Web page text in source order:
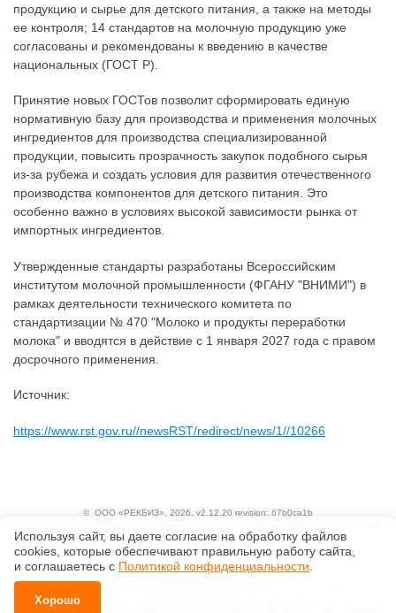
продукцию и сырье для детского питания, а также на методы
ее контроля; 14 стандартов на молочную продукцию уже
согласованы и рекомендованы к введению в качестве
национальных (ГОСТ Р).
Принятие новых ГОСТов позволит сформировать единую
нормативную базу для производства и применения молочных
ингредиентов для производства специализированной
продукции, повысить прозрачность закупок подобного сырья
из-за рубежа и создать условия для развития отечественного
производства компонентов для детского питания. Это
особенно важно в условиях высокой зависимости рынка от
импортных ингредиентов.
Утвержденные стандарты разработаны Всероссийским
институтом молочной промышленности (ФГАНУ "ВНИМИ") в
рамках деятельности технического комитета по
стандартизации № 470 "Молоко и продукты переработки
молока" и вводятся в действие с 1 января 2027 года с правом
досрочного применения.
Источник:
https://www.rst.gov.ru//newsRST/redirect/news/1//10266
© ООО «РЕКБИЗ» , 2026, v2.12.20 revision: 67b0ca1b
1.01, 3.01
Ценовая политика
Технологии
Исключительные авторские и смежные права принадлежат АО «Кодекс».
Положение по обработке и защите персональных данных
Используя сайт, вы даете согласие на обработку файлов
сооkiеs, которые обеспечивают правильную работу сайта,
и соглашаетесь с Политикой конфиденциальности
Хорошо